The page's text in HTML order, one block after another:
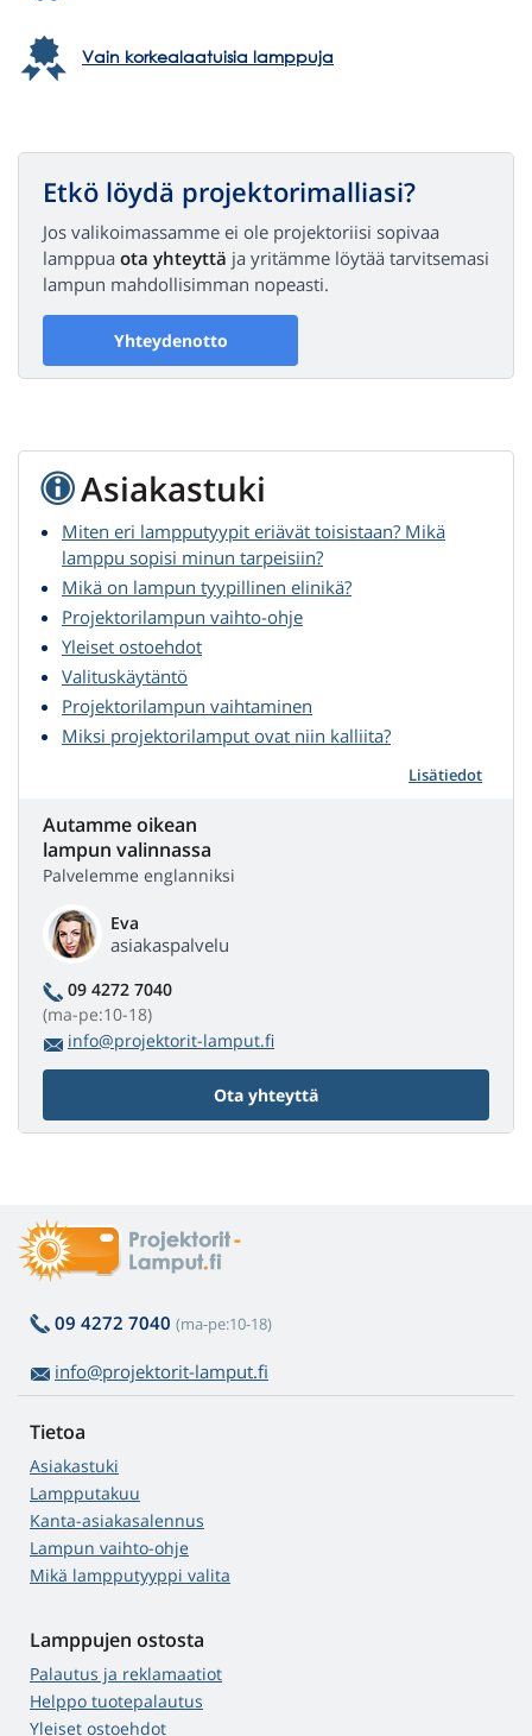
Vain korkealaatuisia lamppuja
Etkö löydä projektorimalliasi?
Jos valikoimassamme ei ole projektoriisi sopivaa
lamppua ota yhteyttä ja yritämme löytää tarvitsemasi
lampun mahdollisimman nopeasti.
Yhteydenotto
Asiakastuki
Miten eri lampputyypit eriävät toisistaan? Mikä
lamppu sopisi minun tarpeisiin?
Mikä on lampun tyypillinen elinikä?
Projektorilampun vaihto-ohje
Yleiset ostoehdot
Valituskäytäntö
Projektorilampun vaihtaminen
Miksi projektorilamput ovat niin kalliita?
Lisätiedot
Autamme oikean
lampun valinnassa
Palvelemme englanniksi
Eva
asiakaspalvelu
09 4272 7040
(ma-pe:10-18)
info@projektorit-lamput.fi
Ota yhteyttä
09 4272 7040 (ma-pe:10-18)
info@projektorit-lamput.fi
Tietoa
Asiakastuki
Lampputakuu
Kanta-asiakasalennus
Lampun vaihto-ohje
Mikä lampputyyppi valita
Lamppujen ostosta
Palautus ja reklamaatiot
Helppo tuotepalautus
Yleiset ostoehdot